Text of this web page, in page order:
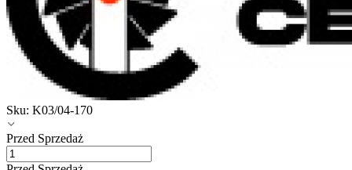
Sku: K03/04-170
Przed Sprzedaż